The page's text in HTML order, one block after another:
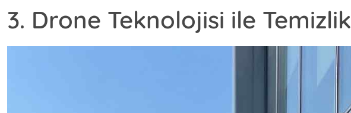
3. Drone Teknolojisi ile Temizlik